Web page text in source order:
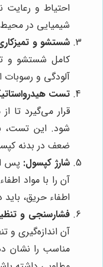
احتیاط و رعایت
شیمیایی در
شستشو و
کامل شستشو و
آلودگی و
تست
قرار می‌گیرد تا
شود. این تست،
ضعف در بدنه
شارژ کپسول: پس
آن را با مواد
اطفاء حریق،
فشارسنجی و
آن اندازه‌گیری و
مناسب را نشان